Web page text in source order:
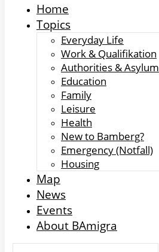
Home
Topics
Everyday Life
Work & Qualifikation
Authorities & Asylum
Education
Family
Leisure
Health
New to Bamberg?
Emergency (Notfall)
Housing
Map
News
Events
About BAmigra